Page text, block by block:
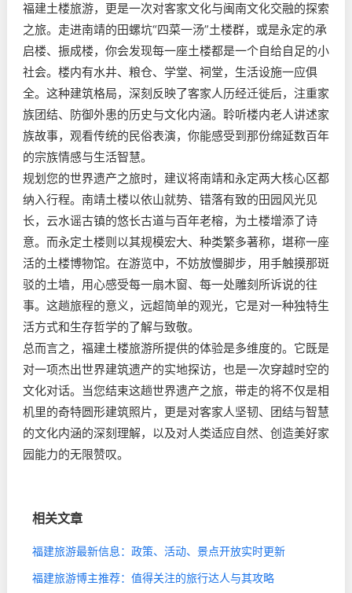
福建土楼旅游，更是一次对客家文化与闽南文化交融的探索
之旅。走进南靖的田螺坑“四菜一汤”土楼群，或是永定的承
启楼、振成楼，你会发现每一座土楼都是一个自给自足的小
社会。楼内有水井、粮仓、学堂、祠堂，生活设施一应俱
全。这种建筑格局，深刻反映了客家人历经迁徙后，注重家
族团结、防御外患的历史与文化内涵。聆听楼内老人讲述家
族故事，观看传统的民俗表演，你能感受到那份绵延数百年
的宗族情感与生活智慧。
规划您的世界遗产之旅时，建议将南靖和永定两大核心区都
纳入行程。南靖土楼以依山就势、错落有致的田园风光见
长，云水谣古镇的悠长古道与百年老榕，为土楼增添了诗
意。而永定土楼则以其规模宏大、种类繁多著称，堪称一座
活的土楼博物馆。在游览中，不妨放慢脚步，用手触摸那斑
驳的土墙，用心感受每一扇木窗、每一处雕刻所诉说的往
事。这趟旅程的意义，远超简单的观光，它是对一种独特生
活方式和生存哲学的了解与致敬。
总而言之，福建土楼旅游所提供的体验是多维度的。它既是
对一项杰出世界建筑遗产的实地探访，也是一次穿越时空的
文化对话。当您结束这趟世界遗产之旅，带走的将不仅是相
机里的奇特圆形建筑照片，更是对客家人坚韧、团结与智慧
的文化内涵的深刻理解，以及对人类适应自然、创造美好家
园能力的无限赞叹。
相关文章
福建旅游最新信息：政策、活动、景点开放实时更新
福建旅游博主推荐：值得关注的旅行达人与其攻略